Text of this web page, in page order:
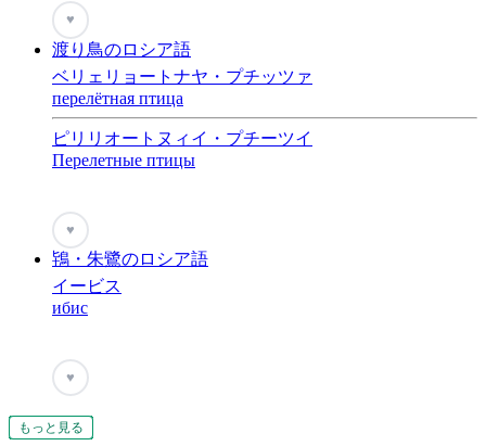
もっと見る
もっと見る
もっと見る
もっと見る
もっと見る
もっと見る
もっと見る
もっと見る
もっと見る
もっと見る
もっと見る
もっと見る
もっと見る
もっと見る
もっと見る
もっと見る
もっと見る
もっと見る
もっと見る
もっと見る
もっと見る
もっと見る
もっと見る
もっと見る
もっと見る
もっと見る
もっと見る
もっと見る
もっと見る
もっと見る
もっと見る
もっと見る
もっと見る
もっと見る
もっと見る
もっと見る
もっと見る
もっと見る
♥
渡り鳥のロシア語
ベリェリョートナヤ・プチッツァ
перелётная птица
ピリリオートヌィイ・プチーツイ
Перелетные птицы
♥
鴇・朱鷺のロシア語
イービス
ибис
♥